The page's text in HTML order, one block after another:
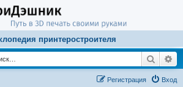
принтеростроителя
Поиск
Вход
Регистрация